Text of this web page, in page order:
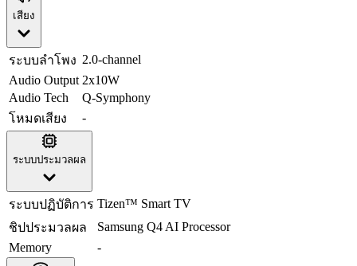
เสียง
ระบบลำโพง 2.0-channel
Audio Output 2x10W
Audio Tech
Q-Symphony
โหมดเสียง
-
ระบบประมวลผล
ระบบปฏิบัติการ Tizen™ Smart TV
ชิปประมวลผล
Samsung Q4 AI Processor
Memory
-